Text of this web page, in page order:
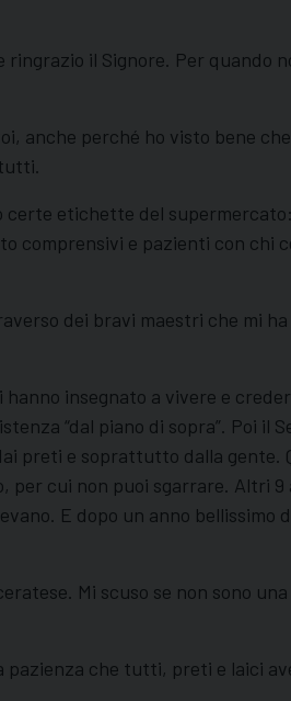
il Signore. Per quando
perché ho visto bene
etichette del
comprensivi e pazienti con chi
dei bravi maestri che mi
insegnato a vivere e
“dal piano di sopra”. Poi il
preti e soprattutto dalla
cui non puoi sgarrare. Altri 9
E dopo un anno bellissimo
Mi scuso se non sono
che tutti, preti e laici